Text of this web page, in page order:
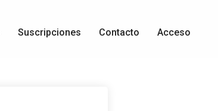
Suscripciones Contacto Acceso